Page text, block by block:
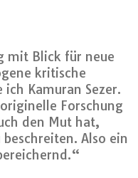
mit Blick für neue
kritische
Kamuran Sezer.
Forschung
den Mut hat,
Also ein